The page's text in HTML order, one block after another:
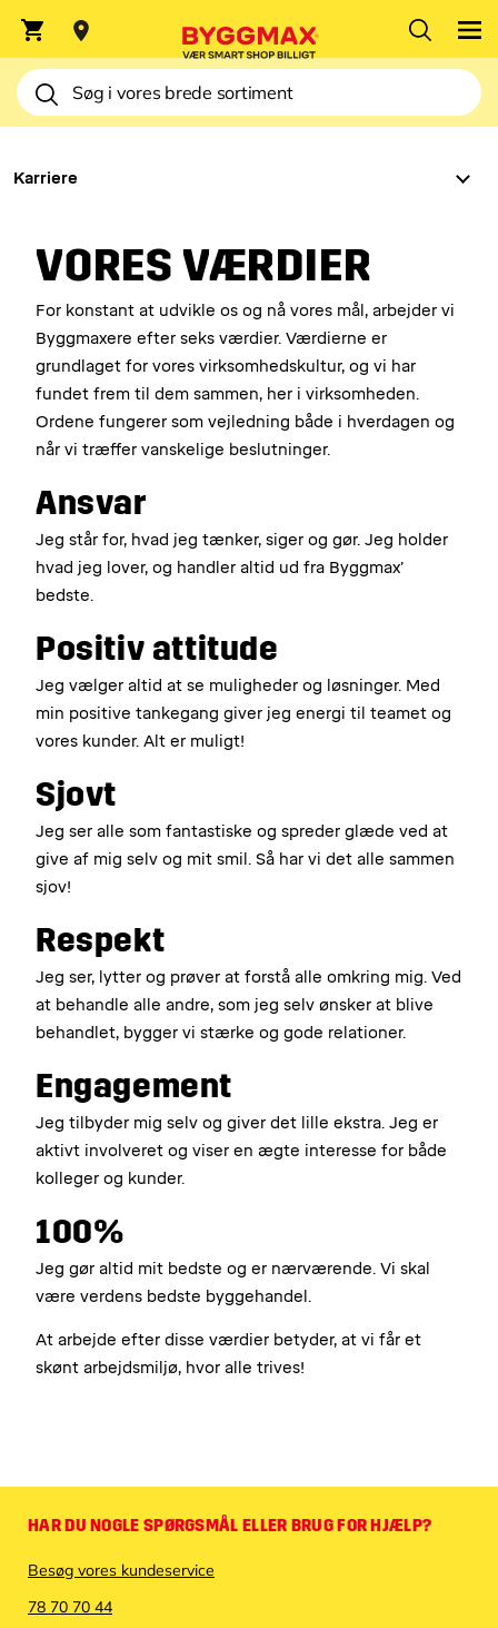
Indtast postnummer
KARRIERE
Karriere
VORES VÆRDIER
For konstant at udvikle os og nå vores mål, arbejder vi
Byggmaxere efter seks værdier. Værdierne er
grundlaget for vores virksomhedskultur, og vi har
fundet frem til dem sammen, her i virksomheden.
Ordene fungerer som vejledning både i hverdagen og
når vi træffer vanskelige beslutninger.
Ansvar
Jeg står for, hvad jeg tænker, siger og gør. Jeg holder
hvad jeg lover, og handler altid ud fra Byggmax’
bedste.
Positiv attitude
Jeg vælger altid at se muligheder og løsninger. Med
min positive tankegang giver jeg energi til teamet og
vores kunder. Alt er muligt!
Sjovt
Jeg ser alle som fantastiske og spreder glæde ved at
give af mig selv og mit smil. Så har vi det alle sammen
sjov!
Respekt
Jeg ser, lytter og prøver at forstå alle omkring mig. Ved
at behandle alle andre, som jeg selv ønsker at blive
behandlet, bygger vi stærke og gode relationer.
Engagement
Jeg tilbyder mig selv og giver det lille ekstra. Jeg er
aktivt involveret og viser en ægte interesse for både
kolleger og kunder.
100%
Jeg gør altid mit bedste og er nærværende. Vi skal
være verdens bedste byggehandel.
At arbejde efter disse værdier betyder, at vi får et
skønt arbejdsmiljø, hvor alle trives!
HAR DU NOGLE SPØRGSMÅL ELLER BRUG FOR HJÆLP?
Besøg vores kundeservice
78 70 70 44